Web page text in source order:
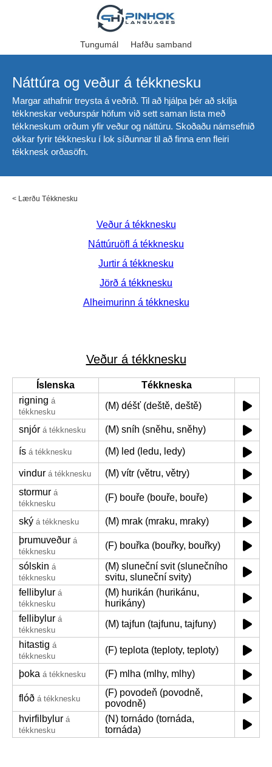
Tungumál Hafðu samband
Náttúra og veður á tékknesku
Margar athafnir treysta á veðrið. Til að hjálpa þér að skilja
tékkneskar veðurspár höfum við sett saman lista með
tékkneskum orðum yfir veður og náttúru. Skoðaðu námsefnið
okkar fyrir tékknesku í lok síðunnar til að finna enn fleiri
tékknesk orðasöfn.
< Lærðu Tékknesku
Veður á tékknesku
Náttúruöfl á tékknesku
Jurtir á tékknesku
Jörð á tékknesku
Alheimurinn á tékknesku
Veður á tékknesku
Íslenska
Tékkneska
rigning á
tékknesku
(M) déšť (deště, deště)
snjór á tékknesku (M) sníh (sněhu, sněhy)
ís á tékknesku (M) led (ledu, ledy)
vindur á tékknesku
(M) vítr (větru, větry)
stormur á
tékknesku
(F) bouře (bouře, bouře)
ský á tékknesku
(M) mrak (mraku, mraky)
þrumuveður á
tékknesku
(F) bouřka (bouřky, bouřky)
sólskin á
tékknesku
(M) sluneční svit (slunečního
svitu, sluneční svity)
fellibylur á
tékknesku
(M) hurikán (hurikánu,
hurikány)
fellibylur á
tékknesku
(M) tajfun (tajfunu, tajfuny)
hitastig á
tékknesku
(F) teplota (teploty, teploty)
þoka á tékknesku (F) mlha (mlhy, mlhy)
flóð á tékknesku
(F) povodeň (povodně,
povodně)
hvirfilbylur á
tékknesku
(N) tornádo (tornáda,
tornáda)